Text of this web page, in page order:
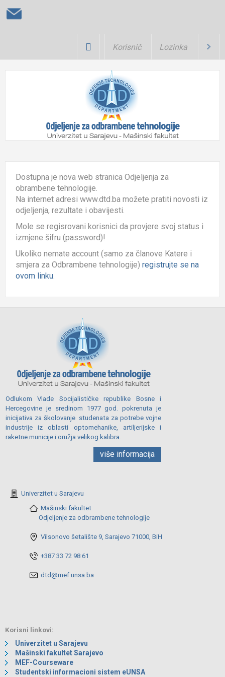
Dostupna je nova web stranica Odjeljenja za
obrambene tehnologije.
Na internet adresi www.dtd.ba možete pratiti novosti iz
odjeljenja, rezultate i obavijesti.
Mole se regisrovani korisnici da provjere svoj status i
izmjene šifru (password)!
Ukoliko nemate account (samo za članove Katere i
smjera za Odbrambene tehnologije) registrujte se na
ovom linku.
Odlukom Vlade Socijalističke republike Bosne i
Hercegovine je sredinom 1977 god. pokrenuta je
inicijativa za školovanje studenata za potrebe vojne
industrije iz oblasti optomehanike, artiljerijske i
raketne municije i oružja velikog kalibra.
više informacija
Univerzitet u Sarajevu
Mašinski fakultet
Odjeljenje za odbrambene tehnologije
Vilsonovo šetalište 9, Sarajevo 71000, BiH
+387 33 72 98 61
dtd@mef.unsa.ba
Korisni linkovi:
Univerzitet u Sarajevu
Mašinski fakultet Sarajevo
MEF-Courseware
Studentski informacioni sistem eUNSA